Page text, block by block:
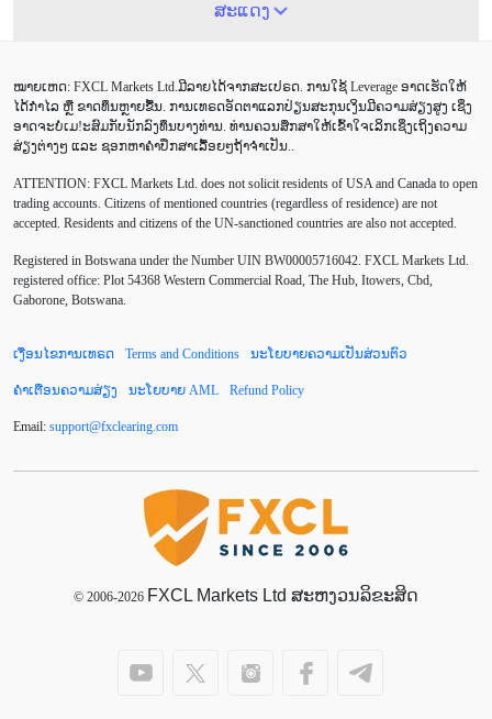
Alexander Elder
Buy Stop CAD CHF COVID-19 CPI
Canadian dollar Charles Dow
Chinese Yuan Correlation Matrix D1 DailyFX
Default mode network Doji EA EA ເຊີງລຸກ
ECB ECN EMA EUR EUR/AUD
GBP/JPY GBP/USD
Great Britain pound H1 H4
Interbank Introducing Broker
Limit order London session
ສະແດງ
ໝາຍເຫດ: FXCL Markets Ltd.ມີລາຍໄດ້ຈາກສະເປຣດ. ການໃຊ້ Leverage ອາດເຮັດໃຫ້
ໄດ້ກຳໄລ ຫຼື ຂາດທຶນຫຼາຍຂື້ນ. ການເທຣດອັດຕາແລກປ່ຽນສະກຸນເງິນມີຄວາມສ່ຽງສູງ ເຊິ່ງ
ອາດຈະບໍ່ເມ!ະສົມກັບນັກລົງທຶນບາງທ່ານ. ທ່ານຄວນສຶກສາໃຫ້ເຂົ້າໃຈເລິກເຊິ່ງເຖິງຄວາມ
ສ່ຽງຕ່າງໆ ແລະ ຊອກຫາຄຳປຶກສາເລື້ອຍໆຖ້າຈຳເປັນ..
ATTENTION: FXCL Markets Ltd. does not solicit residents of USA and Canada to open
trading accounts. Citizens of mentioned countries (regardless of residence) are not
accepted. Residents and citizens of the UN-sanctioned countries are also not accepted.
Registered in Botswana under the Number UIN BW00005716042. FXCL Markets Ltd.
registered office: Plot 54368 Western Commercial Road, The Hub, Itowers, Cbd,
Gaborone, Botswana.
ເງື່ອນໄຂການເທຣດ Terms and Conditions ນະໂຍບາຍຄວາມເປັນສ່ວນຕົວ
ຄຳເຕືອນຄວາມສ່ຽງ ນະໂຍບາຍ AML Refund Policy
Email: support@fxclearing com
© 2006-2026 FXCL Markets Ltd ສະຫງວນລິຂະສິດ